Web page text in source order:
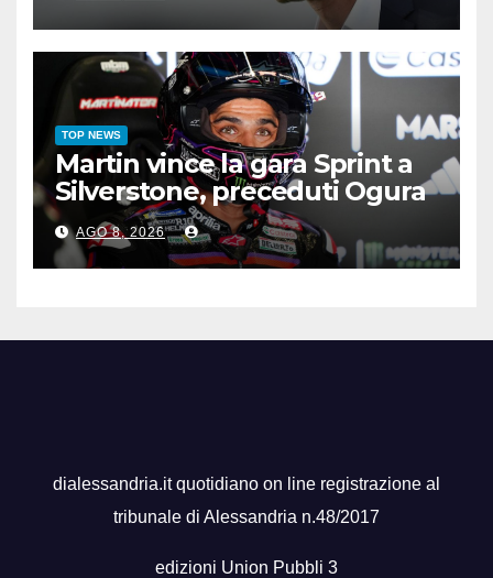
TOP NEWS
Martin vince la gara Sprint a
Silverstone, preceduti Ogura
e Bezzecchi
AGO 8, 2026
dialessandria.it quotidiano on line registrazione al
tribunale di Alessandria n.48/2017
edizioni Union Pubbli 3